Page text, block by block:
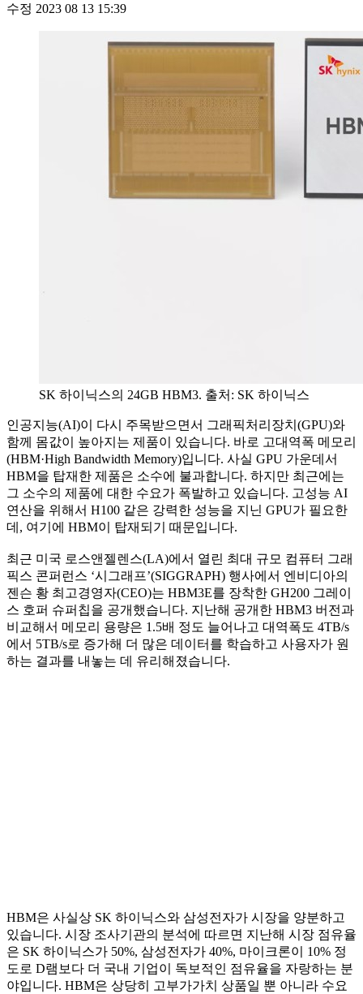
수정 2023 08 13 15:39
SK 하이닉스의 24GB HBM3. 출처: SK 하이닉스
인공지능(AI)이 다시 주목받으면서 그래픽처리장치(GPU)와
함께 몸값이 높아지는 제품이 있습니다. 바로 고대역폭 메모리
(HBM·High Bandwidth Memory)입니다. 사실 GPU 가운데서
HBM을 탑재한 제품은 소수에 불과합니다. 하지만 최근에는
그 소수의 제품에 대한 수요가 폭발하고 있습니다. 고성능 AI
연산을 위해서 H100 같은 강력한 성능을 지닌 GPU가 필요한
데, 여기에 HBM이 탑재되기 때문입니다.
최근 미국 로스앤젤렌스(LA)에서 열린 최대 규모 컴퓨터 그래
픽스 콘퍼런스 ‘시그래프’(SIGGRAPH) 행사에서 엔비디아의
젠슨 황 최고경영자(CEO)는 HBM3E를 장착한 GH200 그레이
스 호퍼 슈퍼칩을 공개했습니다. 지난해 공개한 HBM3 버전과
비교해서 메모리 용량은 1.5배 정도 늘어나고 대역폭도 4TB/s
에서 5TB/s로 증가해 더 많은 데이터를 학습하고 사용자가 원
하는 결과를 내놓는 데 유리해졌습니다.
HBM은 사실상 SK 하이닉스와 삼성전자가 시장을 양분하고
있습니다. 시장 조사기관의 분석에 따르면 지난해 시장 점유율
은 SK 하이닉스가 50%, 삼성전자가 40%, 마이크론이 10% 정
도로 D램보다 더 국내 기업이 독보적인 점유율을 자랑하는 분
야입니다. HBM은 상당히 고부가가치 상품일 뿐 아니라 수요